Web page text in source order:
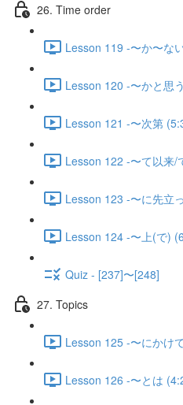
26. Time order
Lesson 119 -〜か〜な
Lesson 120 -〜かと思
Lesson 121 -〜次第
Lesson 122 -〜て以来/
Lesson 123 -〜に先立
Lesson 124 -〜上(で)
Quiz - [237]〜[248]
27. Topics
Lesson 125 -〜にかけ
Lesson 126 -〜とは